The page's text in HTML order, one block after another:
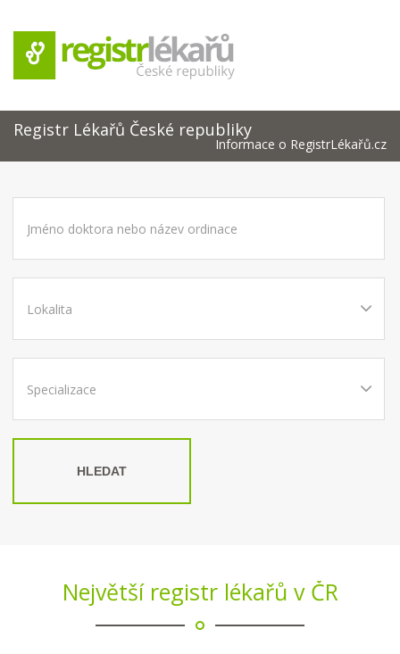
Registr Lékařů České republiky
Informace o RegistrLékařů.cz
HLEDAT
Největší registr lékařů v ČR